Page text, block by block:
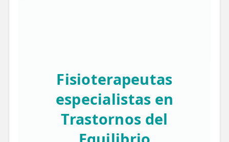
Fisioterapeutas
especialistas en
Trastornos del